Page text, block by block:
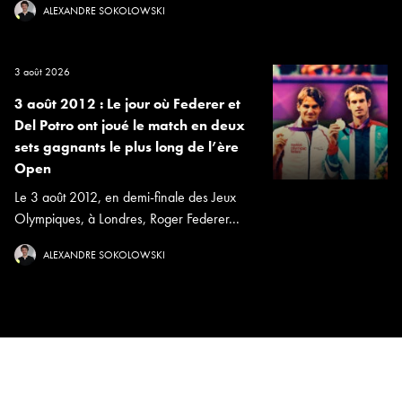
ALEXANDRE SOKOLOWSKI
3 août 2026
3 août 2012 : Le jour où Federer et
Del Potro ont joué le match en deux
sets gagnants le plus long de l’ère
Open
Le 3 août 2012, en demi-finale des Jeux
Olympiques, à Londres, Roger Federer...
ALEXANDRE SOKOLOWSKI